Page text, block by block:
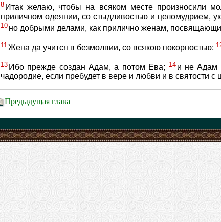
8 Итак желаю, чтобы на всяком месте произносили
приличном одеянии, со стыдливостью и целомудрием,
10 но добрыми делами, как прилично женам,
11 Жена да учится в безмолвии, со всякою покорностью;
13 Ибо прежде создан Адам, а потом Ева; 14 и не Адам
чадородие, если пребудет в вере и любви и в святости с
Предыдущая глава